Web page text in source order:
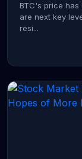
BTC's price has
are next key
resi...